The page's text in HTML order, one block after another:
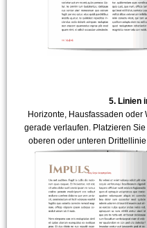
5. Linien
Horizonte, Hausfassaden
gerade verlaufen. Platzieren
oberen oder unteren